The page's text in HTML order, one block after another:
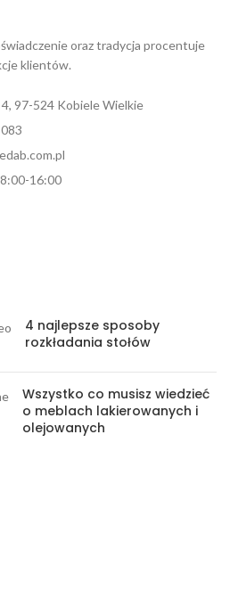
oraz tradycja procentuje
klientów.
97-524 Kobiele Wielkie
16:00
4 najlepsze sposoby
rozkładania stołów
Wszystko co musisz wiedzieć
o meblach lakierowanych i
olejowanych